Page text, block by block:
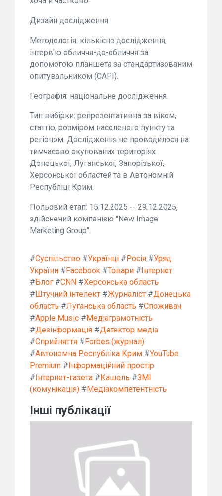
Дизайн дослідження
Методологія: кількісне дослідження;
інтерв'ю обличчя-до-обличчя за
допомогою планшета за стандартизованим
опитувальником (CAPI).
Географія: національне дослідження.
Тип вибірки: репрезентативна за віком,
статтю, розміром населеного пункту та
регіоном. Дослідження не проводилося на
тимчасово окупованих територіях
Донецької, Луганської, Запорізької,
Херсонської областей та в Автономній
Республіці Крим.
Польовий етап: 15.12.2025 -- 29.12.2025,
здійснений компанією "New Image
Marketing Group".
#Суспільство #Українці # Росія #Уряд
України # Facebook #Товари # Інтернет
# Блог #CNN #Херсонська область
# Штучний інтелект #Журналіст #Донецька
область #Луганська область #Споживач
#Apple Music # Медіаграмотність
#Дезінформація #Детектор медіа
#Сприйняття # Forbes (журнал)
#Автономна Республіка Крим #YouTube
Premium # Інформаційний простір
# Інтернет-газета # Кашель #ЗМІ
(комунікація) # Медіакомпетентність
Інші публікації